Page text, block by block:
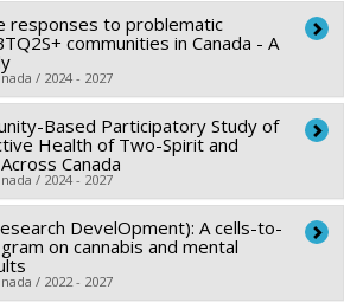
André-Anne Parent ,
Hamila ,Robert-Paul Juster,Olivier
, Rossio Motta Ochoa
,Daniel Grace,Julie-Christine Cotton,
,Naïma Bentayeb,Alex Abramovich,
zack marshall,fritz pino
Instituts de recherche en santé du
Subvention d'équipe
Ferlatte
Ou Jin Lee,Ahmed Hamila
Travis
,Hannah Kia
Instituts de recherche en santé du
(PJT) Subvention Projet
responses to problematic
communities in Canada - A
/ 2024 - 2027
Instituts de recherche en santé du
Subvention catalyseur
Based Participatory Study of
Health of Two-Spirit and
Canada
/ 2024 - 2027
Savage
Ferlatte
Instituts de recherche en santé du
DevelOpment): A cells-to-
on cannabis and mental
/ 2022 - 2027